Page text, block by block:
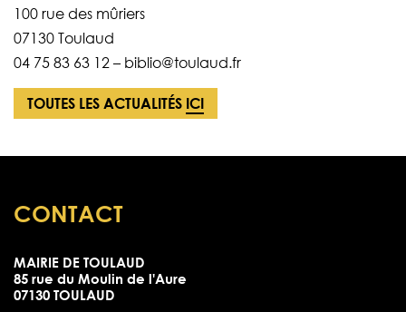
100 rue des mûriers
07130 Toulaud
04 75 83 63 12 – biblio@toulaud.fr
TOUTES LES ACTUALITÉS ICI
CONTACT
MAIRIE DE TOULAUD
85 rue du Moulin de l'Aure
07130 TOULAUD